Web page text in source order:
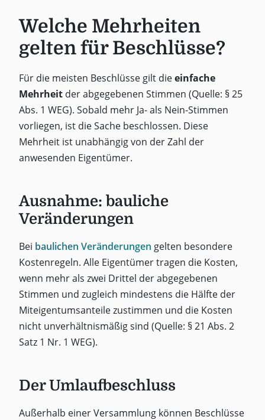
Welche Mehrheiten
gelten für Beschlüsse?
Für die meisten Beschlüsse gilt dieeinfache
Mehrheitder abgegebenen Stimmen (Quelle: § 25
Abs. 1 WEG). Sobald mehr Ja- als Nein-Stimmen
vorliegen, ist die Sache beschlossen. Diese
Mehrheit ist unabhängig von der Zahl der
anwesenden Eigentümer.
Ausnahme: bauliche
Veränderungen
Bei baulichen Veränderungen gelten besondere
Kostenregeln. Alle Eigentümer tragen die Kosten,
wenn mehr als zwei Drittel der abgegebenen
Stimmen und zugleich mindestens die Hälfte der
Miteigentumsanteile zustimmen und die Kosten
nicht unverhältnismäßig sind (Quelle: § 21 Abs. 2
Satz 1 Nr. 1 WEG).
Der Umlaufbeschluss
Außerhalb einer Versammlung können Beschlüsse